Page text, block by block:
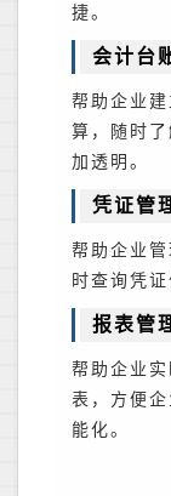
捷。
会计台
帮助企业
算，随时
加透明。
凭证管
帮助企业
时查询凭
报表管
帮助企业
表，方便
能化。